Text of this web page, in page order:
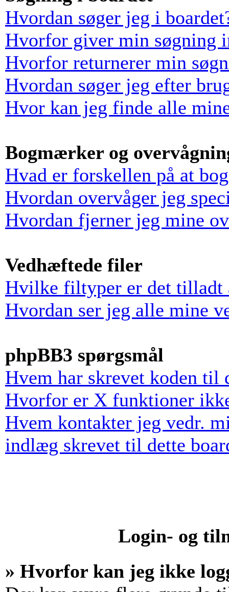
Hvordan søger jeg i
Hvorfor giver min søgning
Hvorfor returnerer min
Hvordan søger jeg efter
Hvor kan jeg finde alle
Bogmærker og
Hvad er forskellen på at
Hvordan overvåger jeg
Hvordan fjerner jeg mine
Vedhæftede filer
Hvilke filtyper er det tilladt
Hvordan ser jeg alle mine
phpBB3 spørgsmål
Hvem har skrevet koden til
Hvorfor er X funktioner
Hvem kontakter jeg vedr.
indlæg skrevet til dette
Login- og
» Hvorfor kan jeg ikke